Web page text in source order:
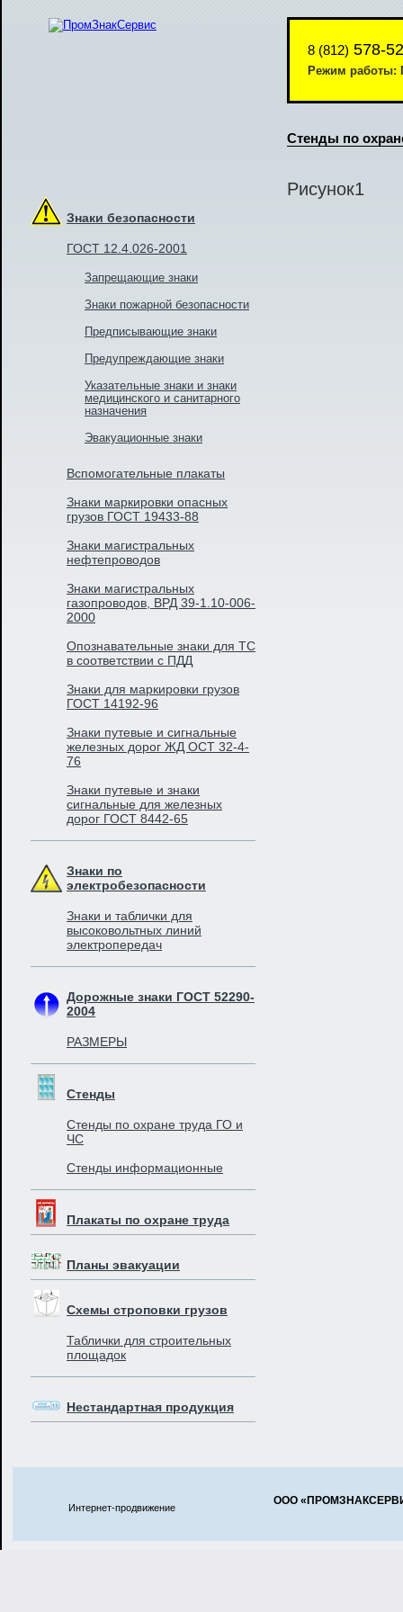
Знаки безопасности
ГОСТ 12.4.026-2001
Запрещающие знаки
Знаки пожарной безопасности
Предписывающие знаки
Предупреждающие знаки
Указательные знаки и знаки
медицинского и санитарного
назначения
Эвакуационные знаки
Вспомогательные плакаты
Знаки маркировки опасных
грузов ГОСТ 19433-88
Знаки магистральных
нефтепроводов
Знаки магистральных
газопроводов, ВРД 39-1.10-006-
2000
Опознавательные знаки для ТС
в соответствии с ПДД
Знаки для маркировки грузов
ГОСТ 14192-96
Знаки путевые и сигнальные
железных дорог ЖД ОСТ 32-4-
76
Знаки путевые и знаки
сигнальные для железных
дорог ГОСТ 8442-65
Знаки по
электробезопасности
Знаки и таблички для
высоковольтных линий
электропередач
Дорожные знаки ГОСТ 52290-
2004
РАЗМЕРЫ
Стенды
Стенды по охране труда ГО и
ЧС
Стенды информационные
Плакаты по охране труда
Планы эвакуации
Схемы строповки грузов
Таблички для строительных
площадок
Нестандартная продукция
8 (812) 578-
Режим работы:
Стенды по
Рисунок1
Интернет-продвижение
ООО